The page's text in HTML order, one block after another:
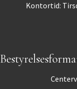
Kontortid: